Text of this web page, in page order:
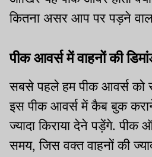
कितना असर आप पर पड़ने
पीक आवर्स में वाहनों की
सबसे पहले हम पीक आवर्स को
इस पीक आवर्स में कैब बुक
ज्यादा किराया देने पड़ेंगे. पीक
समय, जिस वक्त वाहनों की